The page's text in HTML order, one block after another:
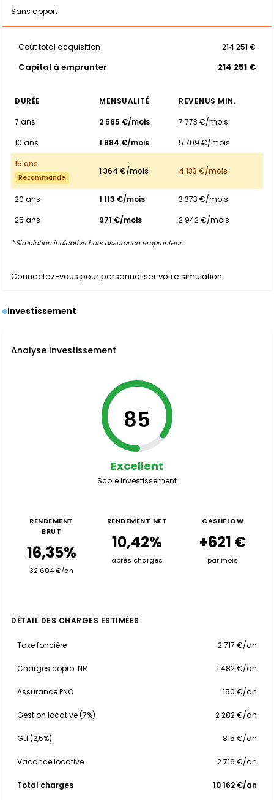
Sans apport
Coût total acquisition 214 251 €
Capital à emprunter 214 251 €
DURÉE MENSUALITÉ
REVENUS MIN.
7 ans
2 565 €/mois
7 773 €/mois
10 ans
1 884 €/mois
5 709 €/mois
15 ans
Recommandé
1 364 €/mois 4 133 €/mois
20 ans 1 113 €/mois
3 373 €/mois
25 ans
971 €/mois 2 942 €/mois
* Simulation indicative hors assurance emprunteur.
Connectez-vous pour personnaliser votre simulation
Investissement
Analyse Investissement
85
Excellent
Score investissement
RENDEMENT
BRUT
16,35%
32 604 €/an
RENDEMENT NET
10,42%
après charges
CASHFLOW
+621 €
par mois
DÉTAIL DES CHARGES ESTIMÉES
Taxe foncière 2 717 €/an
Charges copro. NR 1 482 €/an
Assurance PNO 150 €/an
Gestion locative (7%) 2 282 €/an
GLI (2,5%) 815 €/an
Vacance locative 2 716 €/an
Total charges 10 162 €/an